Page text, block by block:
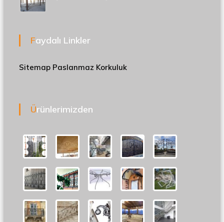
Faydalı Linkler
Sitemap Paslanmaz Korkuluk
Ürünlerimizden